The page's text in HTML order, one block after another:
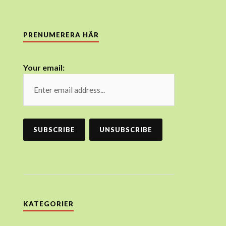
PRENUMERERA HÄR
Your email:
KATEGORIER